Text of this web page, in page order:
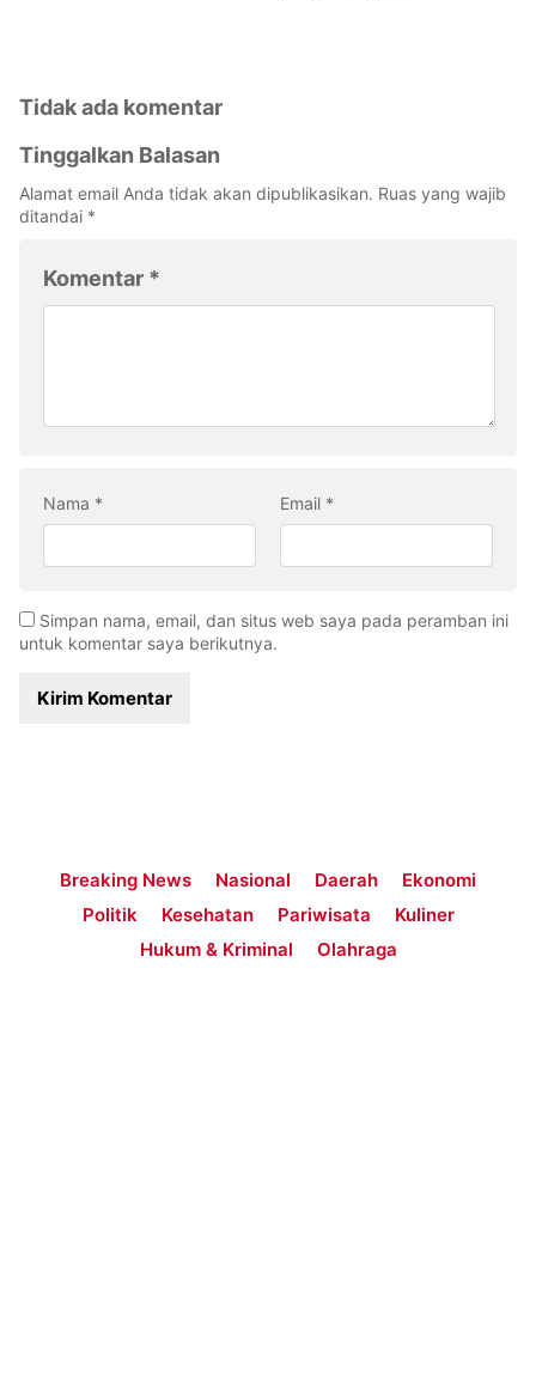
Tidak ada komentar
Tinggalkan Balasan
Alamat email Anda tidak akan dipublikasikan. Ruas yang wajib
ditandai *
Komentar *
Nama * Email *
Simpan nama, email, dan situs web saya pada peramban ini
untuk komentar saya berikutnya.
Breaking News Nasional Daerah
Ekonomi
Politik
Kesehatan Pariwisata
Kuliner
Hukum & Kriminal
Olahraga